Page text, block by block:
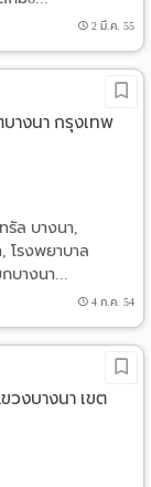
2 มี.ค. 55
บางนา กรุงเทพ
รัล บางนา,
โรงพยาบาล
บางนา...
4 ก.ค. 54
วงบางนา เขต